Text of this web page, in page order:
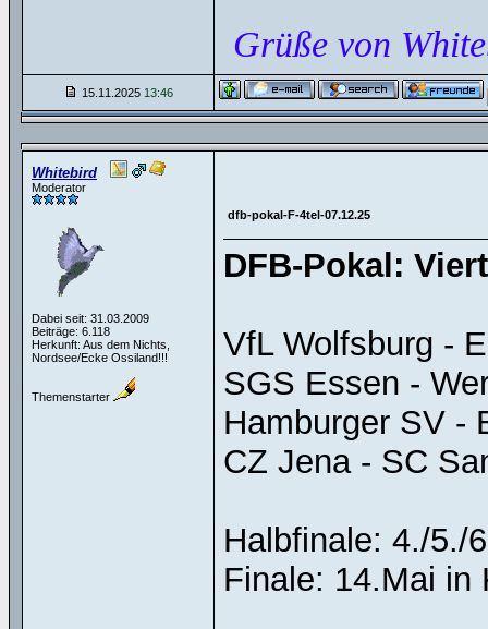
Grüße von
15.11.2025 13:46
Whitebird
Moderator
Dabei seit: 31.03.2009
Beiträge: 6.118
Herkunft: Aus dem Nichts,
Nordsee/Ecke Ossiland!!!
Themenstarter
dfb-pokal-F-4tel-07.12.25
DFB-Pokal:
VfL Wolfsburg -
SGS Essen -
Hamburger SV -
CZ Jena - SC
Halbfinale: 4./5./
Finale: 14.Mai in